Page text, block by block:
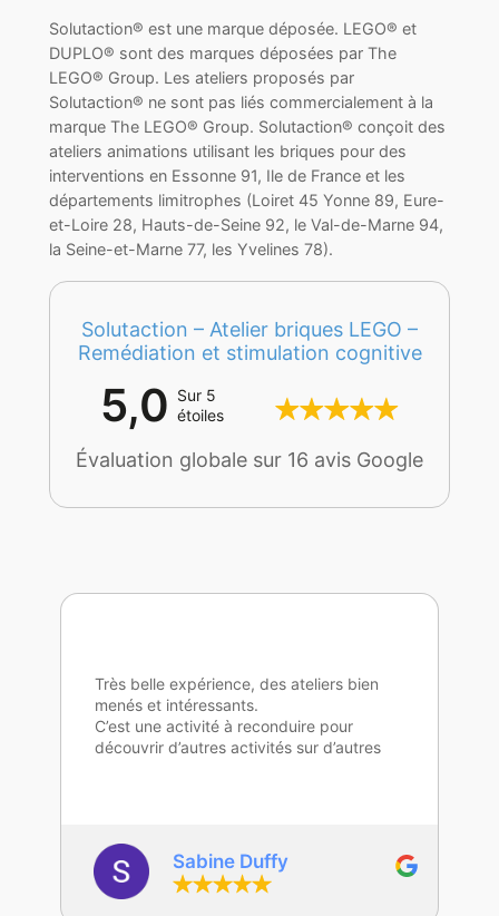
Solutaction® est une marque déposée. LEGO® et
DUPLO® sont des marques déposées par The
LEGO® Group. Les ateliers proposés par
Solutaction® ne sont pas liés commercialement à la
marque The LEGO® Group. Solutaction® conçoit des
ateliers animations utilisant les briques pour des
interventions en Essonne 91, Ile de France et les
départements limitrophes (Loiret 45 Yonne 89, Eure-
et-Loire 28, Hauts-de-Seine 92, le Val-de-Marne 94,
la Seine-et-Marne 77, les Yvelines 78).
Solutaction – Atelier briques LEGO –
Remédiation et stimulation cognitive
5,0 Sur 5
étoiles
Évaluation globale sur 16 avis Google
Sabine Duffy
Très belle expérience, des ateliers bien
menés et intéressants.
C’est une activité à reconduire pour
découvrir d’autres activités sur d’autres